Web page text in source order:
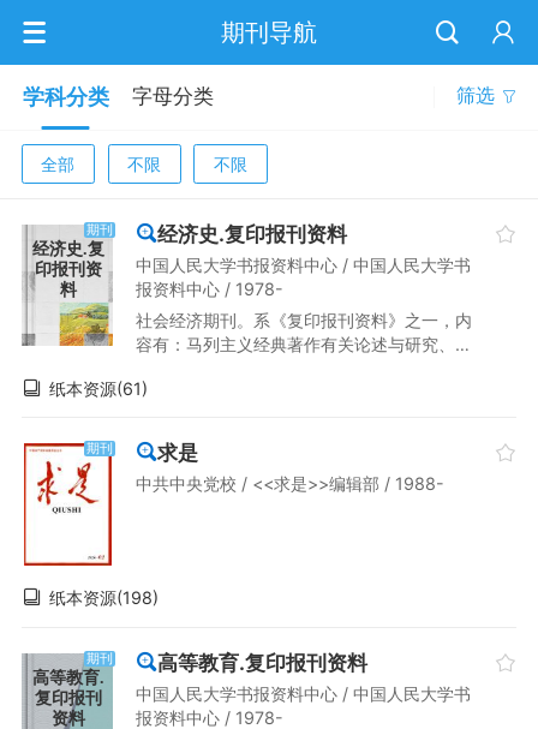
期刊导航
学科分类 字母分类 筛选
全部 不限 不限
经济史.复
印报刊资
料
期刊 经济史.复印报刊资料
中国人民大学书报资料中心 / 中国人民大学书
报资料中心 / 1978-
社会经济期刊。系《复印报刊资料》之一，内
容有：马列主义经典著作有关论述与研究、总
史、世界科学技术史。
纸本资源(61)
期刊 求是
中共中央党校 / <<求是>>编辑部 / 1988-
纸本资源(198)
高等教育.
复印报刊
资料
期刊 高等教育.复印报刊资料
中国人民大学书报资料中心 / 中国人民大学书
报资料中心 / 1978-